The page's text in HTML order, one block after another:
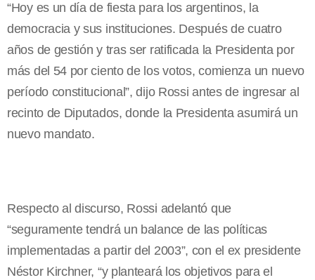
“Hoy es un día de fiesta para los argentinos, la
democracia y sus instituciones. Después de cuatro
años de gestión y tras ser ratificada la Presidenta por
más del 54 por ciento de los votos, comienza un nuevo
período constitucional”, dijo Rossi antes de ingresar al
recinto de Diputados, donde la Presidenta asumirá un
nuevo mandato.
Respecto al discurso, Rossi adelantó que
“seguramente tendrá un balance de las políticas
implementadas a partir del 2003”, con el ex presidente
Néstor Kirchner, “y planteará los objetivos para el